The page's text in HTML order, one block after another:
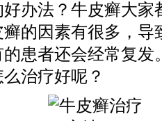
办法？牛皮癣大家
的因素有很多，导
患者还会经常复发
治疗好呢？